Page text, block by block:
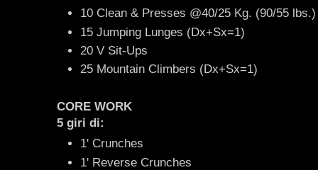
10 Clean & Presses @40/25 Kg. (90/55 lbs.)
15 Jumping Lunges (Dx+Sx=1)
20 V Sit-Ups
25 Mountain Climbers (Dx+Sx=1)
CORE WORK
5 giri di:
1' Crunches
1' Reverse Crunches